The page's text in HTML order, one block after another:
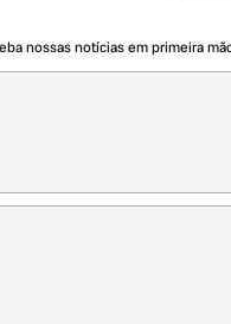
nossas notícias em primeira